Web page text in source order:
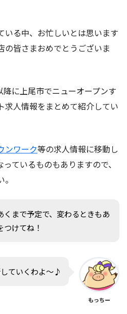
いる中、お忙しいとは思います
の皆さまおめでとうございま
に上尾市でニューオープンす
求人情報をまとめて紹介してい
ンワーク等の求人情報に移動し
ているものもありますので、
くまで予定で、変わるときもあ
つけてね！
ていくわよ〜♪
もっちー